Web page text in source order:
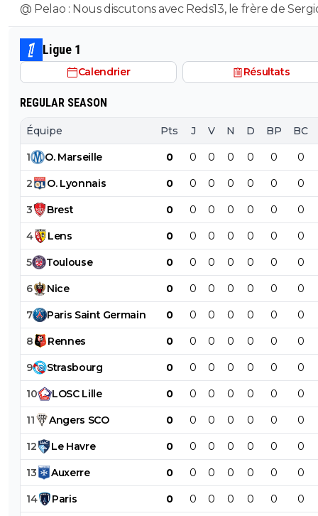
@ Pelao : Nous discutons avec Reds13, le frère de
est aussi idiot que l'autre.
Ligue 1
Calendrier Résultats
REGULAR SEASON
Équipe Pts J V N D BP BC
1 O. Marseille 0 0 0 0 0 0 0
2 O. Lyonnais 0 0 0 0 0 0 0
3 Brest 0 0 0 0 0 0 0
4 Lens 0 0 0 0 0 0 0
5 Toulouse 0 0 0 0 0 0 0
6 Nice 0 0 0 0 0 0 0
7 Paris Saint Germain 0 0 0 0 0 0 0
8 Rennes 0 0 0 0 0 0 0
9 Strasbourg 0 0 0 0 0 0 0
10 LOSC Lille 0 0 0 0 0 0 0
11 Angers SCO 0 0 0 0 0 0 0
12 Le Havre 0 0 0 0 0 0 0
13 Auxerre 0 0 0 0 0 0 0
14 Paris 0 0 0 0 0 0 0